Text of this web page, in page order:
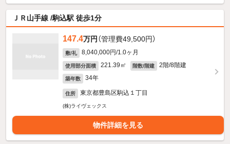
ＪＲ山手線 /駒込駅 徒歩1分
147.4万円 （管理費49,500円）
敷/礼 8,040,000円/1.0ヶ月
使用部分面積 221.39㎡ 階数/階建 2階/8階建
築年数 34年
住所 東京都豊島区駒込１丁目
(株)ライヴェックス
物件詳細を見る